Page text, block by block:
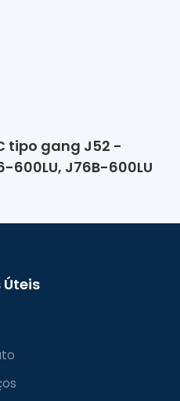
tipo gang J52 -
600LU, J76B-600LU
Úteis